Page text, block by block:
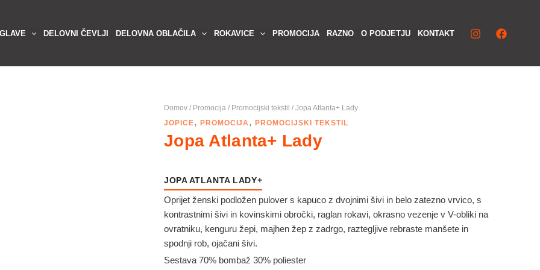
DELOVNI ČEVLJI DELOVNA OBLAČILA ROKAVICE PROMOCIJA RAZNO O PODJETJU KONTAKT
Domov / Promocija / Promocijski tekstil / Jopa Atlanta+ Lady
JOPICE, PROMOCIJA,PROMOCIJSKI TEKSTIL
Jopa Atlanta+ Lady
JOPA ATLANTA LADY+
Oprijet ženski podložen pulover s kapuco z dvojnimi šivi in belo zatezno vrvico, s
kontrastnimi šivi in kovinskimi obročki, raglan rokavi, okrasno vezenje v V-obliki na
ovratniku, kenguru žepi, majhen žep z zadrgo, raztegljive rebraste manšete in
spodnji rob, ojačani šivi.
Sestava 70% bombaž 30% poliester